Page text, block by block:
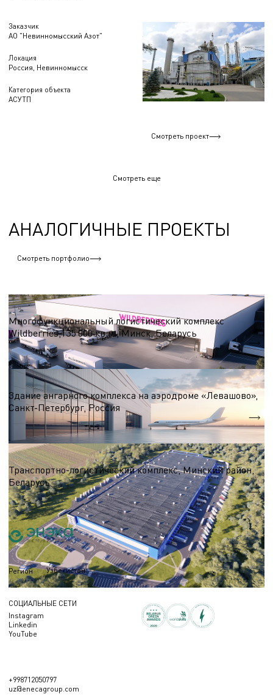
Заказчик
АО "Невинномысский Азот"
Локация
Россия, Невинномысск
Категория объекта
АСУТП
Смотреть проект
Смотреть еще
АНАЛОГИЧНЫЕ ПРОЕКТЫ
Смотреть портфолио
Логистические центры и склады
Многофункциональный логистический комплекс
Wildberries,135 000 кв.м., Минск, Беларусь
S = 135 000 кв.м.
Логистические центры и склады
Здание ангарного комплекса на аэродроме «Левашово»,
Санкт-Петербург, Россия
S = 21 252 м.кв.
Логистические центры и склады
Транспортно-логистический комплекс, Минский район,
Беларусь
S = 60 000 м.кв.
Регион Узбекистан
СОЦИАЛЬНЫЕ СЕТИ
Instagram
Linkedin
YouTube
+998712050797
uz@enecagroup.com